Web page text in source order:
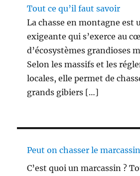
Tout ce qu’il faut savoir
La chasse en montagne est
exigeante qui s’exerce au
d’écosystèmes grandioses
Selon les massifs et les
locales, elle permet de
grands gibiers […]
Peut on chasser le
C’est quoi un marcassin ?